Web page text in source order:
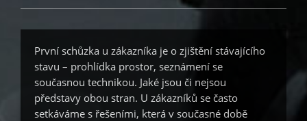
První schůzka u zákazníka je o zjištění stávajícího
stavu – prohlídka prostor, seznámení se
současnou technikou. Jaké jsou či nejsou
představy obou stran. U zákazníků se často
setkáváme s řešeními, která v současné době